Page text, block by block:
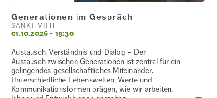
SANKT VITH
01.10.2026 - 19:30
Generationen im Gespräch
Austausch, Verständnis und Dialog – Der
Austausch zwischen Generationen ist zentral für ein
gelingendes gesellschaftliches Miteinander.
Unterschiedliche Lebenswelten, Werte und
Kommunikationsformen prägen, wie wir arbeiten,